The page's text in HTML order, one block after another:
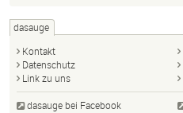
dasauge
Kontakt
Datenschutz
Link zu uns
dasauge bei Facebook